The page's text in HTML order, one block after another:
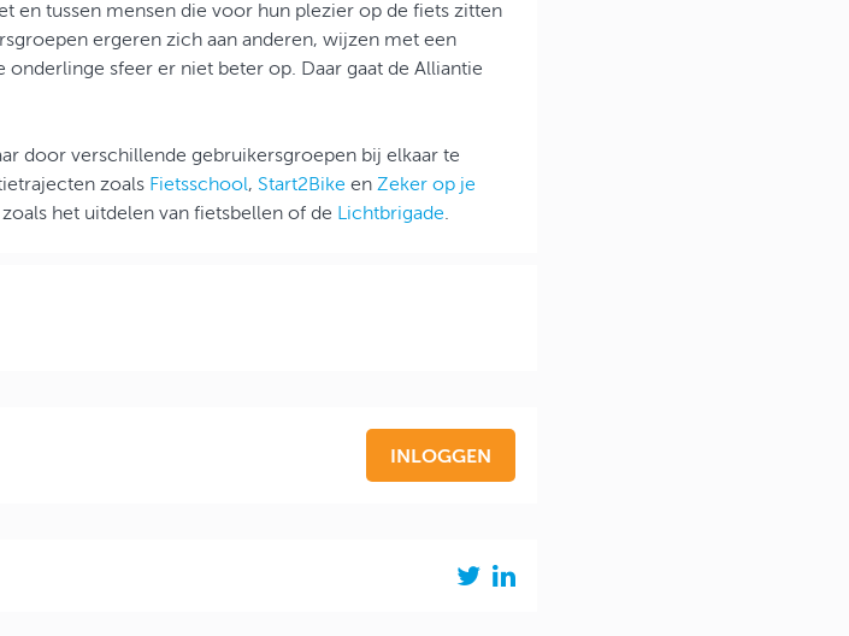
en tussen mensen die voor hun plezier op de fiets zitten
ergeren zich aan anderen, wijzen met een
onderlinge sfeer er niet beter op. Daar gaat de Alliantie
door verschillende gebruikersgroepen bij elkaar te
zoals Fietsschool, Start2Bike en Zeker op je
het uitdelen van fietsbellen of de Lichtbrigade.
INLOGGEN